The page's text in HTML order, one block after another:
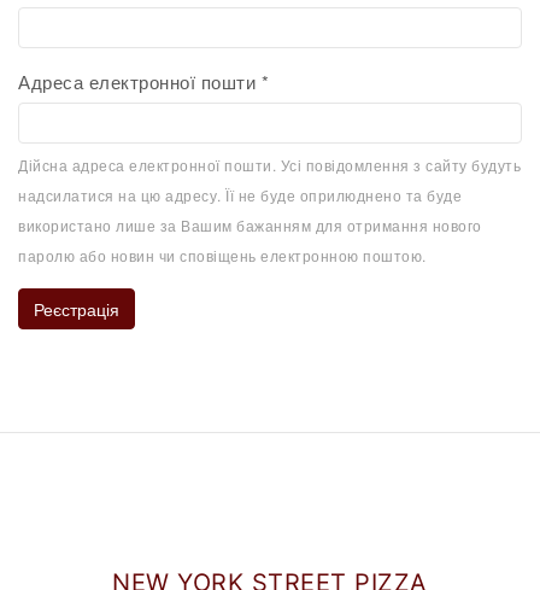
Адреса електронної пошти *
Дійсна адреса електронної пошти. Усі повідомлення з сайту будуть
надсилатися на цю адресу. Її не буде оприлюднено та буде
використано лише за Вашим бажанням для отримання нового
паролю або новин чи сповіщень електронною поштою.
Реєстрація
NEW YORK STREET PIZZA